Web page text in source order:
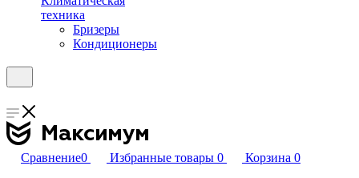
техника
Бризеры
Кондиционеры
Сравнение0 Избранные товары 0 Корзина 0